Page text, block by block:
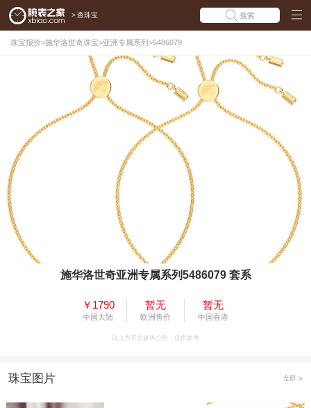
> 查珠宝 搜索
珠宝报价>施华洛世奇珠宝>亚洲专属系列 >5486079
施华洛世奇亚洲专属系列5486079 套系
￥1790
中国大陆
暂无
欧洲售价
暂无
中国香港
以上为官方媒体公价，仅供参考
珠宝图片 全部